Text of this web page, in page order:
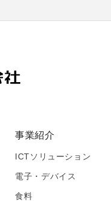
事業紹介
ICTソリューション
電子・デバイス
食料